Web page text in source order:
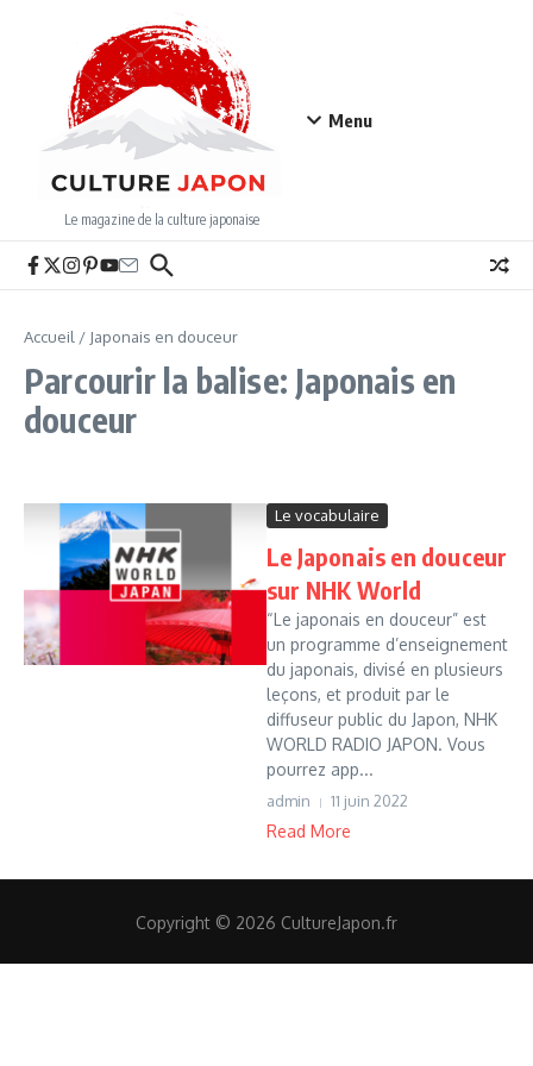
Le magazine de la culture japonaise
Menu
Accueil / Japonais en douceur
Parcourir la balise: Japonais en
douceur
Le vocabulaire
Le Japonais en douceur
sur NHK World
“Le japonais en douceur” est
un programme d’enseignement
du japonais, divisé en plusieurs
leçons, et produit par le
diffuseur public du Japon, NHK
WORLD RADIO JAPON. Vous
pourrez app...
admin 11 juin 2022
Read More